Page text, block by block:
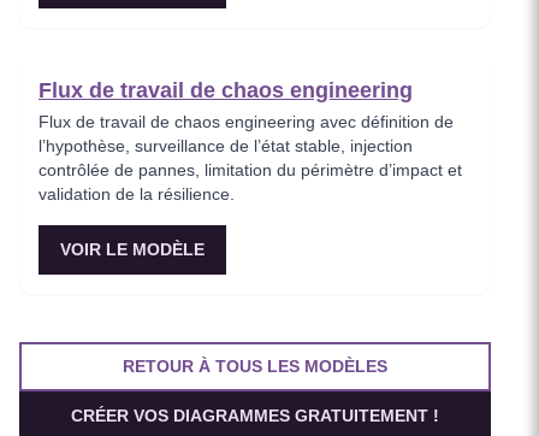
Flux de travail de chaos engineering
Flux de travail de chaos engineering avec définition de
l’hypothèse, surveillance de l’état stable, injection
contrôlée de pannes, limitation du périmètre d’impact et
validation de la résilience.
VOIR LE MODÈLE
RETOUR À TOUS LES MODÈLES
CRÉER VOS DIAGRAMMES GRATUITEMENT !